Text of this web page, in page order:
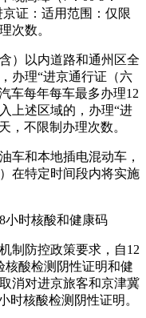
京证：适用范围：仅限
次数。
）以内道路和通州区全
办理“进京通行证（六
车每年每车最多办理12
上述区域的，办理“进
，不限制办理次数。
车和本地插电混动车，
在特定时间段内将实施
小时核酸和健康码
制防控政策要求，自12
核酸检测阴性证明和健
消对进京旅客和京津冀
时核酸检测阴性证明。